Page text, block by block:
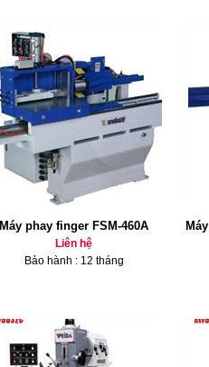
Máy phay finger FSM-460A
Liên hệ
Bảo hành : 12 tháng